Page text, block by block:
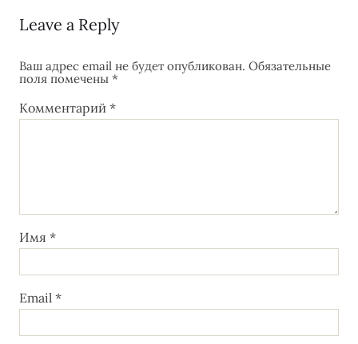
Leave a Reply
Ваш адрес email не будет опубликован. Обязательные
поля помечены *
Комментарий *
Имя *
Email *